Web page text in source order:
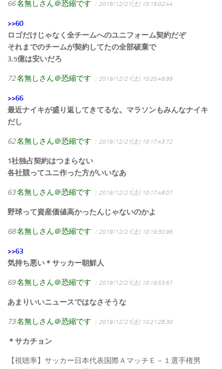
66名無しさん＠恐縮です ：2019/12/21(土) 10:19:02.44
>>60
ロゴだけじゃなく全チームへのユニフォーム契約だぞ
それまでのチームが契約してたの全部破棄で
3.5億は安いだろ
72名無しさん＠恐縮です ：2019/12/21(土) 10:20:49.99
>>66
最近ナイキが盛り返してきてるな。マラソンもみんなナイキ
だし
62名無しさん＠恐縮です ：2019/12/21(土) 10:17:43.72
1社独占契約はつまらない
各社競ってユニ作った方がいいなあ
63名無しさん＠恐縮です ：2019/12/21(土) 10:17:48.07
野球って資産価値高かったんじゃないのかよ
68名無しさん＠恐縮です ：2019/12/21(土) 10:19:30.96
>>63
気持ち悪い＊サッカー朝鮮人
69名無しさん＠恐縮です ：2019/12/21(土) 10:19:53.67
あまりいいニュースではなさそうな
73名無しさん＠恐縮です ：2019/12/21(土) 10:21:28.30
＊サカチョン
【視聴率】サッカー日本代表国際ＡマッチＥ－１選手権男